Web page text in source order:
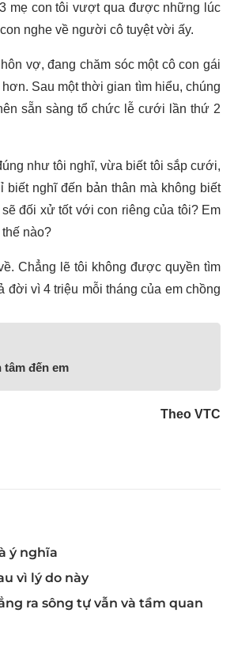
mẹ con tôi vượt qua được những lúc
nghe về người cô tuyệt vời ấy.
vợ, đang chăm sóc một cô con gái
Sau một thời gian tìm hiểu, chúng
sẵn sàng tổ chức lễ cưới lần thứ 2
như tôi nghĩ, vừa biết tôi sắp cưới,
nghĩ đến bản thân mà không biết
đối xử tốt với con riêng của tôi? Em
nào?
Chẳng lẽ tôi không được quyền tìm
đời vì 4 triệu mỗi tháng của em chồng
đến em
Theo VTC
ý nghĩa
vì lý do này
ra sông tự vẫn và tầm quan